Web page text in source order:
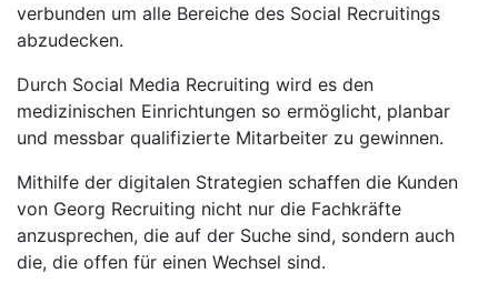
verbunden um alle Bereiche des Social Recruitings
abzudecken.
Durch Social Media Recruiting wird es den
medizinischen Einrichtungen so ermöglicht, planbar
und messbar qualifizierte Mitarbeiter zu gewinnen.
Mithilfe der digitalen Strategien schaffen die Kunden
von Georg Recruiting nicht nur die Fachkräfte
anzusprechen, die auf der Suche sind, sondern auch
die, die offen für einen Wechsel sind.